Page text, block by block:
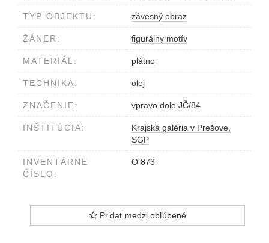
TYP OBJEKTU: závesný obraz
ŽÁNER: figurálny motív
MATERIÁL: plátno
TECHNIKA: olej
ZNAČENIE: vpravo dole JČ/84
INŠTITÚCIA:
Krajská galéria v Prešove,
SGP
INVENTÁRNE
ČÍSLO:
O 873
Pridať medzi obľúbené